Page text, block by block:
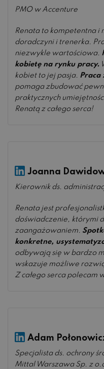
PMO w Accenture
Renata to kompetentna i
doradczyni i trenerka.
niezwykle wartościowa.
kobietę na rynku pracy.
kobiet to jej pasja. Praca
pomaga zbudować
praktycznych
Renatą z całego serca!
Joanna
Kierownik ds.
Renata jest
doświadczenie, którymi
zaangażowaniem.
konkretne,
odbywają się w bardzo
wskazuje możliwe
Z całego serca polecam
Adam
Specjalista ds. ochrony
Mittal Warszawa Sp. z